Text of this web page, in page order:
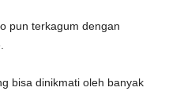
pun terkagum dengan
bisa dinikmati oleh banyak